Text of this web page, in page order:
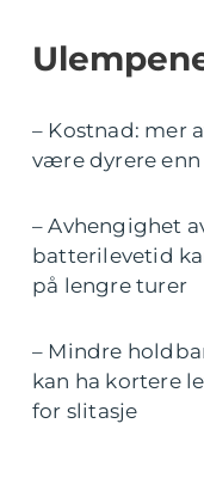
– Kostnad: mer
være dyrere
– Avhengighet
batterilevetid
på lengre turer
– Mindre
kan ha kortere
for slitasje